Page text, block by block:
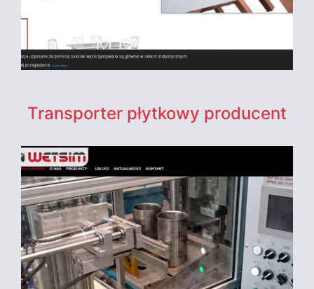
Transporter płytkowy producent